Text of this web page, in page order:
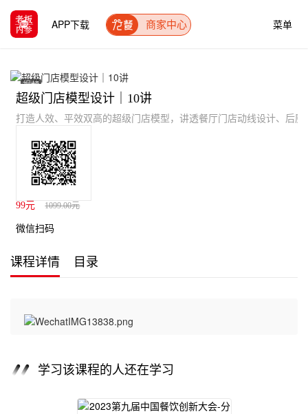
菜单
APP下载 商家中心
视频
超级门店模型设计｜10讲
打造人效、平效双高的超级门店模型，讲透餐厅门店动线设计、后
99元 1099.00元
微信扫码
课程详情 目录
学习该课程的人还在学习